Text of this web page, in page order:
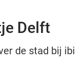
Delft
de stad bij